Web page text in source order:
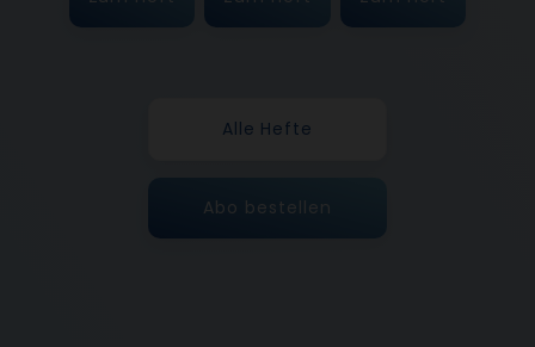
Alle Hefte
Abo bestellen